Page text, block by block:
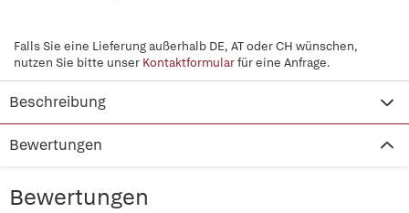
Falls Sie eine Lieferung außerhalb DE, AT oder CH wünschen,
nutzen Sie bitte unser Kontaktformularfür eine Anfrage.
Beschreibung
Bewertungen
Bewertungen